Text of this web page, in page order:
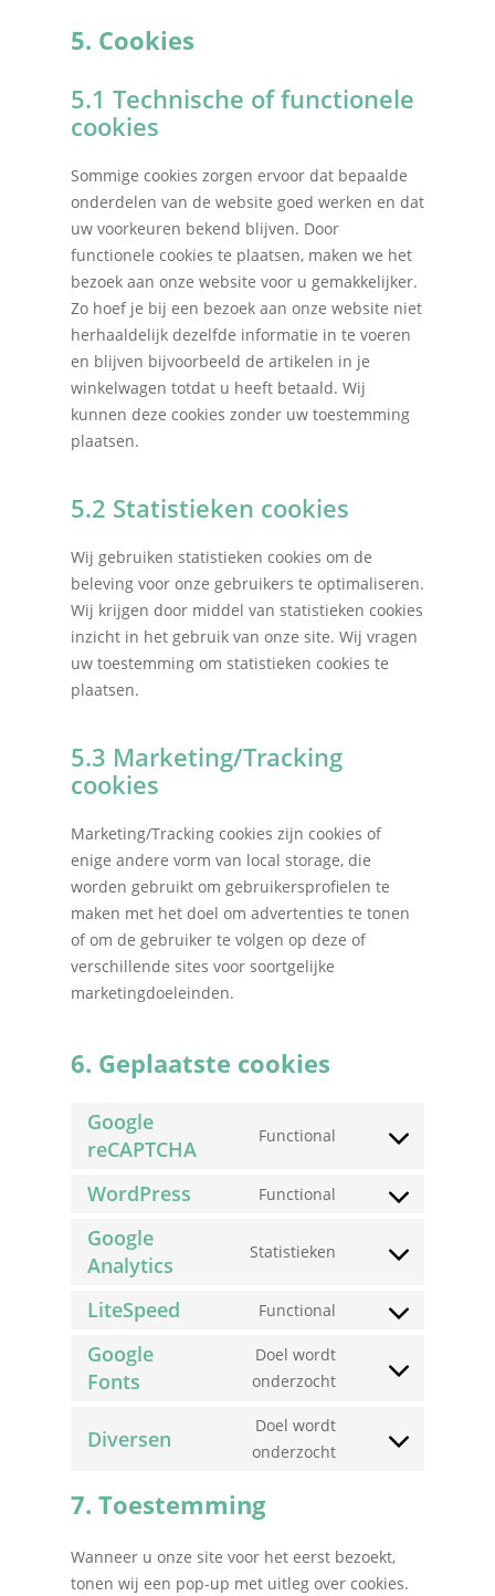
5. Cookies
5.1 Technische of functionele
cookies
Sommige cookies zorgen ervoor dat bepaalde
onderdelen van de website goed werken en dat
uw voorkeuren bekend blijven. Door
functionele cookies te plaatsen, maken we het
bezoek aan onze website voor u gemakkelijker.
Zo hoef je bij een bezoek aan onze website niet
herhaaldelijk dezelfde informatie in te voeren
en blijven bijvoorbeeld de artikelen in je
winkelwagen totdat u heeft betaald. Wij
kunnen deze cookies zonder uw toestemming
plaatsen.
5.2 Statistieken cookies
Wij gebruiken statistieken cookies om de
beleving voor onze gebruikers te optimaliseren.
Wij krijgen door middel van statistieken cookies
inzicht in het gebruik van onze site. Wij vragen
uw toestemming om statistieken cookies te
plaatsen.
5.3 Marketing/Tracking
cookies
Marketing/Tracking cookies zijn cookies of
enige andere vorm van local storage, die
worden gebruikt om gebruikersprofielen te
maken met het doel om advertenties te tonen
of om de gebruiker te volgen op deze of
verschillende sites voor soortgelijke
marketingdoeleinden.
6. Geplaatste cookies
Google
reCAPTCHA
Functional
Consent
service
recaptcha
WordPress Functional
Consent
service
Google
Analytics
Statistieken
Consent
service
analytics
LiteSpeed Functional
Consent
service
Google
Fonts
Doel wordt
onderzocht
Consent
service
Diversen
Doel wordt
onderzocht
Consent
7. Toestemming
Wanneer u onze site voor het eerst bezoekt,
tonen wij een pop-up met uitleg over cookies.